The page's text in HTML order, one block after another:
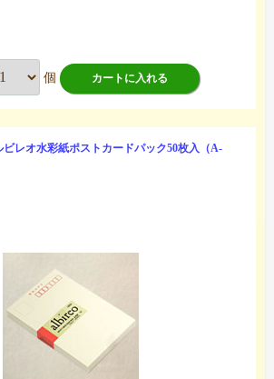
個 カートに入れる
レオ水彩紙ポストカードパック50枚入（A-